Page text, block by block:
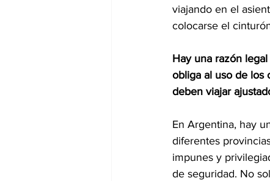
viajando en el
colocarse el
Hay una razón
obliga al uso de los
deben viajar
En Argentina, hay
diferentes
impunes y
de seguridad. No